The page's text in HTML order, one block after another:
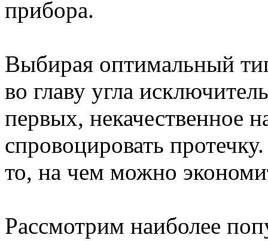
прибора.
Выбирая оптимальный
во главу угла
первых, некачественное
спровоцировать
то, на чем можно
Рассмотрим наиболее